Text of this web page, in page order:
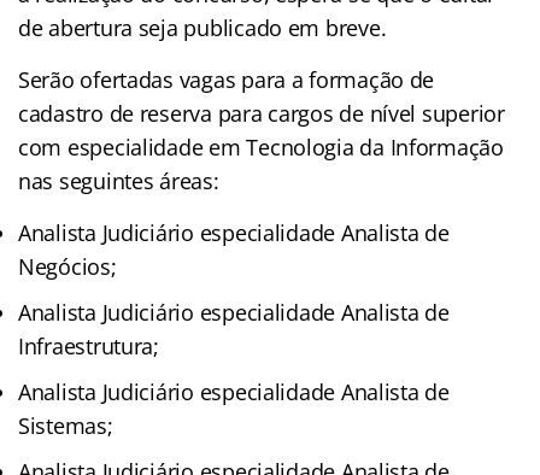
de abertura seja publicado em breve.
Serão ofertadas vagas para a formação de
cadastro de reserva para cargos de nível superior
com especialidade em Tecnologia da Informação
nas seguintes áreas:
Analista Judiciário especialidade Analista de
Negócios;
Analista Judiciário especialidade Analista de
Infraestrutura;
Analista Judiciário especialidade Analista de
Sistemas;